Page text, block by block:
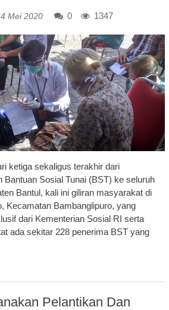
Mei 2020 0 1347
ketiga sekaligus terakhir dari
Bantuan Sosial Tunai (BST) ke seluruh
Bantul, kali ini giliran masyarakat di
Kecamatan Bambanglipuro, yang
dari Kementerian Sosial RI serta
ada sekitar 228 penerima BST yang
Pelantikan Dan